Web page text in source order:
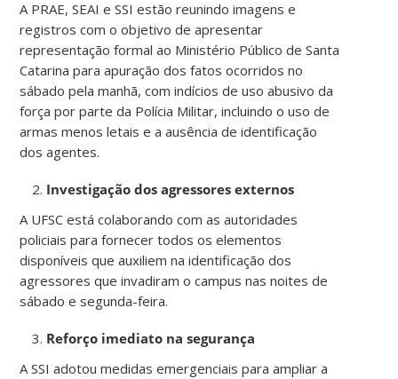
A PRAE, SEAI e SSI estão reunindo imagens e
registros com o objetivo de apresentar
representação formal ao Ministério Público de Santa
Catarina para apuração dos fatos ocorridos no
sábado pela manhã, com indícios de uso abusivo da
força por parte da Polícia Militar, incluindo o uso de
armas menos letais e a ausência de identificação
dos agentes.
Investigação dos agressores externos
A UFSC está colaborando com as autoridades
policiais para fornecer todos os elementos
disponíveis que auxiliem na identificação dos
agressores que invadiram o campus nas noites de
sábado e segunda-feira.
Reforço imediato na segurança
A SSI adotou medidas emergenciais para ampliar a